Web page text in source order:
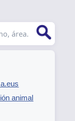
animal